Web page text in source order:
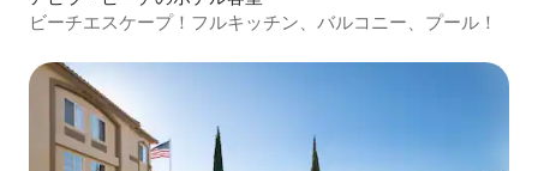
ビーチエスケープ！フルキッチン、バルコニー、プール！